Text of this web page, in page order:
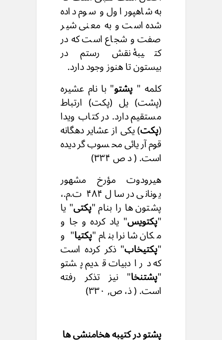
به شاهپور اول و سوم داده
شده است و به معنی شیر
صفت و شجاع است که در
کتیبۀ نقش رستم در
بیستون تا هنوز وجود دارد.
کلمه " پشتو" با نام عشیره
(پشت) یل (پکت) ارتباط
مستقیم دارد. در کتاب ویدا
(پکت) یکی از عشایر دهگانه
قوم آریائی محسوب گردیده
است. ( د ص ۳۳۴)
هیرودوت مؤرخ مشهور
یونانی در سال ۴۸۴ ت.م.،
پشتون ها را بنام "پکتی" یا
"پکتویس" یاد کرده و جا و
مکان شانرا بنام "پکتیا" و
"پکتیخاب" ذکر کرده است
که در ادبیات قدیم پشتو
"پشتنخا" نیز تذکر رفته
است. ( ذ، ص, ۳۳٠)
پشتو در کتیبه هخامنشی ها